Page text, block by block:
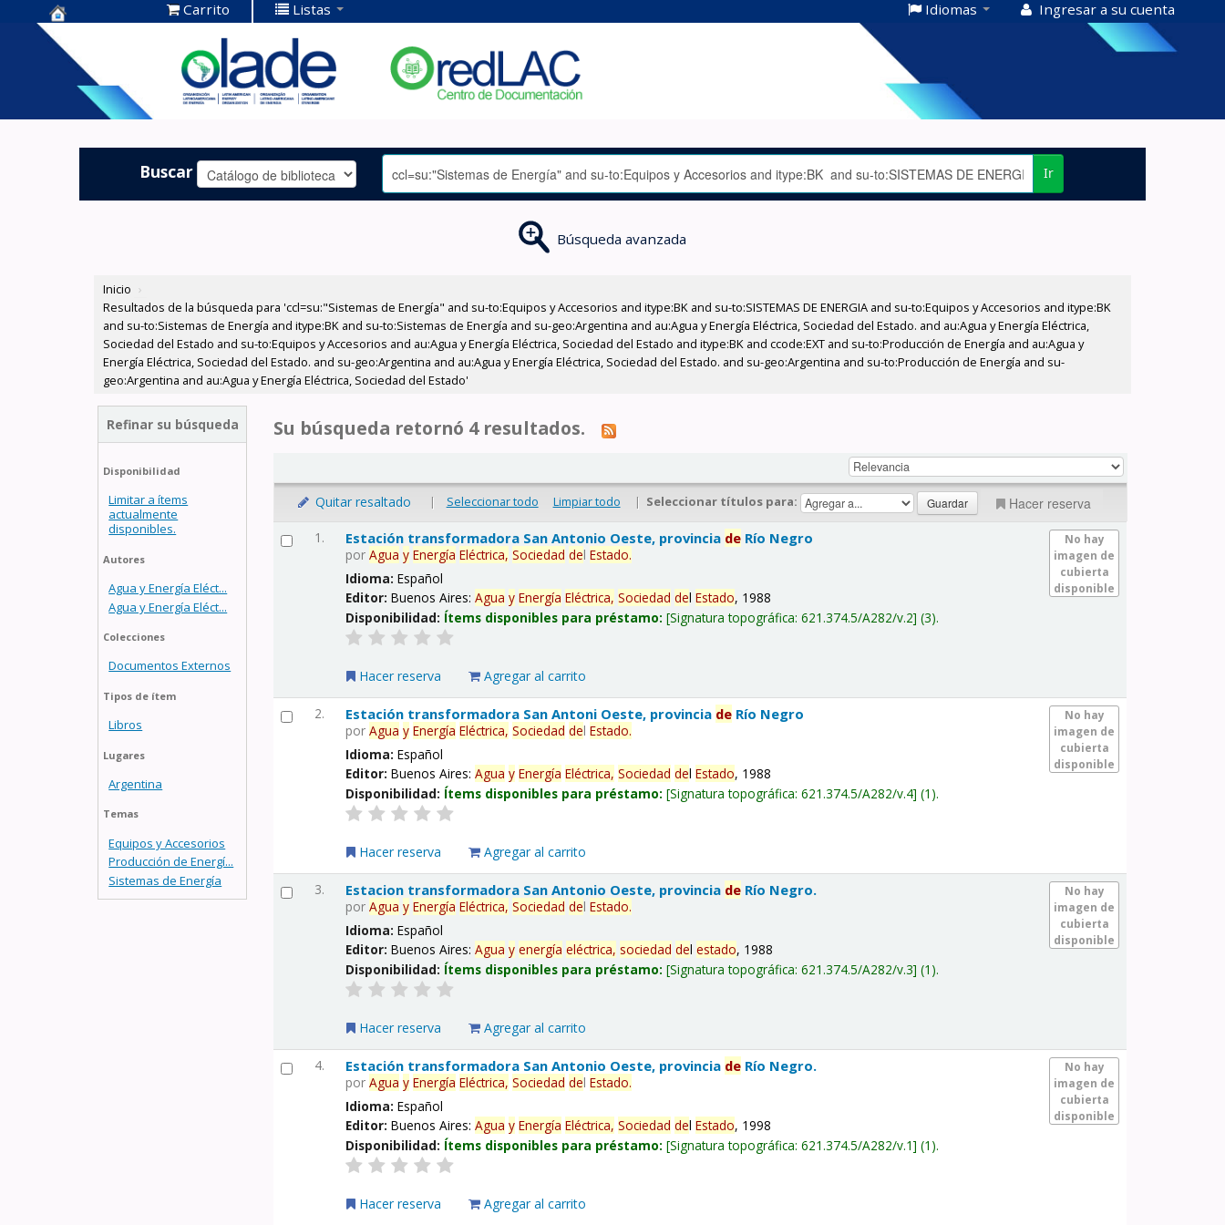
Centro de
Documentación
OLADE -
Carrito Listas Idiomas Ingresar a su cuenta
Buscar Ir
Búsqueda avanzada
Inicio ›
Resultados de la búsqueda para 'ccl=su:"Sistemas de Energía" and su-to:Equipos y Accesorios and itype:BK and su-to:SISTEMAS DE ENERGIA and su-to:Equipos y Accesorios and itype:BK
and su-to:Sistemas de Energía and itype:BK and su-to:Sistemas de Energía and su-geo:Argentina and au:Agua y Energía Eléctrica, Sociedad del Estado. and au:Agua y Energía Eléctrica,
Sociedad del Estado and su-to:Equipos y Accesorios and au:Agua y Energía Eléctrica, Sociedad del Estado and itype:BK and ccode:EXT and su-to:Producción de Energía and au:Agua y
Energía Eléctrica, Sociedad del Estado. and su-geo:Argentina and au:Agua y Energía Eléctrica, Sociedad del Estado. and su-geo:Argentina and su-to:Producción de Energía and su-
geo:Argentina and au:Agua y Energía Eléctrica, Sociedad del Estado'
Refinar su búsqueda
Disponibilidad
Limitar a ítems
actualmente
disponibles.
Autores
Agua y Energía Eléct...
Agua y Energía Eléct...
Colecciones
Documentos Externos
Tipos de ítem
Libros
Lugares
Argentina
Temas
Equipos y Accesorios
Producción de Energí...
Sistemas de Energía
Su búsqueda retornó 4 resultados.
Quitar resaltado | Seleccionar todo Limpiar todo | Seleccionar títulos para: Hacer reserva
1.
No hay
imagen de
cubierta
disponible
Estación transformadora San Antonio Oeste, provincia de Río Negro
porAgua y Energía Eléctrica, Sociedad delEstado.
Idioma:Español
Editor:Buenos Aires:Agua y Energía Eléctrica, Sociedad delEstado, 1988
Disponibilidad: Ítems disponibles para préstamo: Signatura topográfica:621.374.5/A282/v.2 (3).
Hacer reserva Agregar al carrito
2.
No hay
imagen de
cubierta
disponible
Estación transformadora San Antoni Oeste, provincia de Río Negro
porAgua y Energía Eléctrica, Sociedad delEstado.
Idioma:Español
Editor:Buenos Aires:Agua y Energía Eléctrica, Sociedad delEstado, 1988
Disponibilidad: Ítems disponibles para préstamo: Signatura topográfica:621.374.5/A282/v.4 (1).
Hacer reserva Agregar al carrito
3.
No hay
imagen de
cubierta
disponible
Estacion transformadora San Antonio Oeste, provincia de Río Negro.
porAgua y Energía Eléctrica, Sociedad delEstado.
Idioma:Español
Editor:Buenos Aires:Agua y energía eléctrica, sociedad delestado, 1988
Disponibilidad: Ítems disponibles para préstamo: Signatura topográfica:621.374.5/A282/v.3 (1).
Hacer reserva Agregar al carrito
4.
No hay
imagen de
cubierta
disponible
Estación transformadora San Antonio Oeste, provincia de Río Negro.
porAgua y Energía Eléctrica, Sociedad delEstado.
Idioma:Español
Editor:Buenos Aires:Agua y Energía Eléctrica, Sociedad delEstado, 1998
Disponibilidad: Ítems disponibles para préstamo: Signatura topográfica:621.374.5/A282/v.1 (1).
Hacer reserva Agregar al carrito